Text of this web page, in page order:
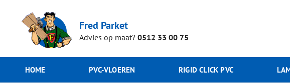
Fred Parket
Advies op maat? 0512 33 00 75
HOME PVC-VLOEREN RIGID CLICK PVC